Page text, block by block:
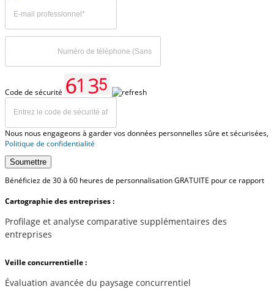
Code de sécurité
Nous nous engageons à garder vos données personnelles sûre et sécurisées,
Politique de confidentialité
Soumettre
Bénéficiez de 30 à 60 heures de personnalisation GRATUITE pour ce rapport
Cartographie des entreprises :
Profilage et analyse comparative supplémentaires des
entreprises
Veille concurrentielle :
Évaluation avancée du paysage concurrentiel